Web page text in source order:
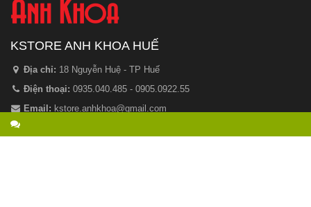
KSTORE ANH KHOA HUẾ
Địa chỉ: 18 Nguyễn Huệ - TP Huế
Điện thoại: 0935.040.485 - 0905.0922.55
Email: kstore.anhkhoa@gmail.com
Phân Phối Độc Quyền